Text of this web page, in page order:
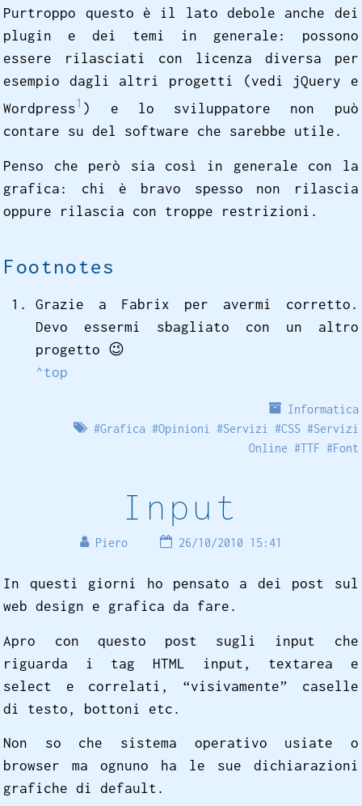
Purtroppo questo è il lato debole anche dei
plugin e dei temi in generale: possono
essere rilasciati con licenza diversa per
esempio dagli altri progetti (vedi jQuery e
Wordpress1 ) e lo sviluppatore non può
contare su del software che sarebbe utile.
Penso che però sia così in generale con la
grafica: chi è bravo spesso non rilascia
oppure rilascia con troppe restrizioni.
Footnotes
Grazie a Fabrix per avermi corretto.
Devo essermi sbagliato con un altro
progetto 😉
^top
Informatica
#Grafica #Opinioni #Servizi #CSS#Servizi
Online #TTF #Font
Input
Piero 26/10/2010 15:41
In questi giorni ho pensato a dei post sul
web design e grafica da fare.
Apro con questo post sugli input che
riguarda i tag HTML input, textarea e
select e correlati, “visivamente” caselle
di testo, bottoni etc.
Non so che sistema operativo usiate o
browser ma ognuno ha le sue dichiarazioni
grafiche di default.